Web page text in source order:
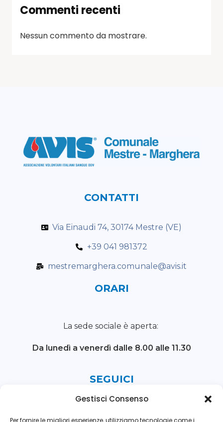
Gestisci Consenso
Per fornire le migliori esperienze, utilizziamo tecnologie come i
Commenti recenti
Nessun commento da mostrare.
CONTATTI
Via Einaudi 74, 30174 Mestre (VE)
+39 041 981372
mestremarghera.comunale@avis.it
ORARI
La sede sociale è aperta:
Da lunedì a venerdì dalle 8.00 alle 11.30
SEGUICI